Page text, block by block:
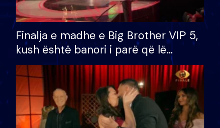
Finalja e madhe e Big Brother VIP 5,
kush është banori i parë që lë
shtëpinë dhe humb mundësinë për
të fituar çmimin e madh